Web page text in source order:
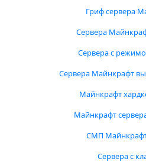
Гриф сервера
Сервера
Сервера с
Сервера Майнкрафт
Майнкрафт
Майнкрафт
СМП
Сервера с